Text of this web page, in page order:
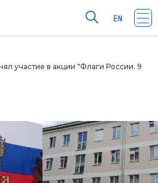
участие в акции "Флаги России. 9